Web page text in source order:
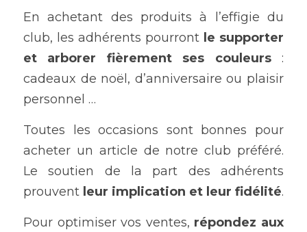
En achetant des produits à l’effigie du
club, les adhérents pourront le supporter
et arborer fièrement ses couleurs :
cadeaux de noël, d’anniversaire ou plaisir
personnel …
Toutes les occasions sont bonnes pour
acheter un article de notre club préféré.
Le soutien de la part des adhérents
prouvent leur implication et leur fidélité
Pour optimiser vos ventes, répondez aux